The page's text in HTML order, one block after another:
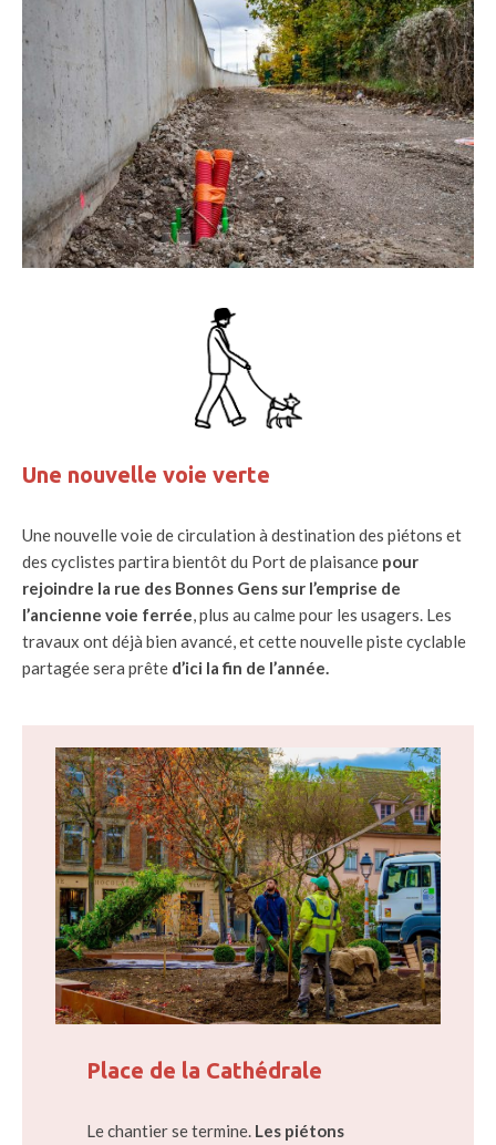
Une nouvelle voie verte
Une nouvelle voie de circulation à destination des piétons et
des cyclistes partira bientôt du Port de plaisance pour
rejoindre la rue des Bonnes Gens sur l’emprise de
l’ancienne voie ferrée , plus au calme pour les usagers. Les
travaux ont déjà bien avancé, et cette nouvelle piste cyclable
partagée sera prête d’ici la fin de l’année.
Place de la Cathédrale
Le chantier se termine. Les piétons